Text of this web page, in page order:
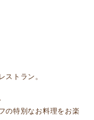
ストラン。
の特別なお料理をお楽